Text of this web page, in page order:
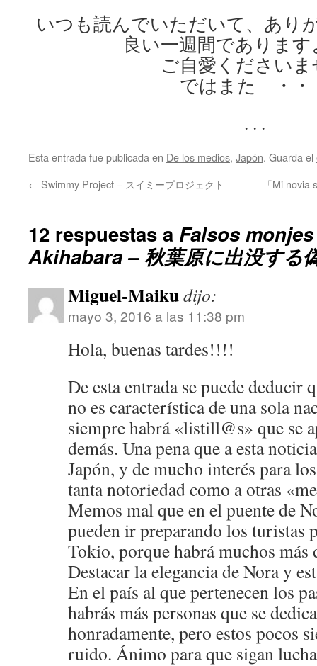
いつも読んでいただいて、あり
良い一週間でありま
ご自愛くださいま
ではまた ・・
. . .
Esta entrada fue publicada en De los medios, Japón. Guarda el
← Swimmy Project – スイミープロジェクト 「Mi
12 respuestas a Falsos
Akihabara – 秋葉原に出没する
Miguel-Maikudijo:
mayo 3, 2016 a las 11:38 pm
Hola, buenas tardes!!!!
De esta entrada se puede deducir
no es característica de una sola
siempre habrá «listill@s» que se
demás. Una pena que a esta
Japón, y de mucho interés para
tanta notoriedad como a otras
Memos mal que en el puente de
pueden ir preparando los turistas
Tokio, porque habrá muchos más
Destacar la elegancia de Nora y
En el país al que pertenecen los
habrás más personas que se
honradamente, pero estos pocos
ruido. Ánimo para que sigan